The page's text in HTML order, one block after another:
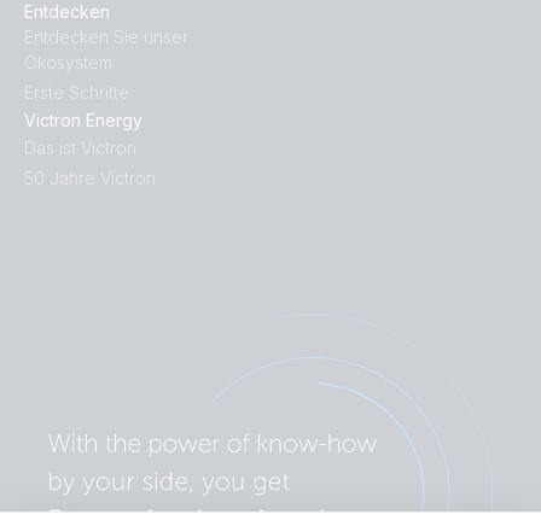
Entdecken
Entdecken Sie unser
Ökosystem
Erste Schritte
Victron Energy
Das ist Victron
50 Jahre Victron